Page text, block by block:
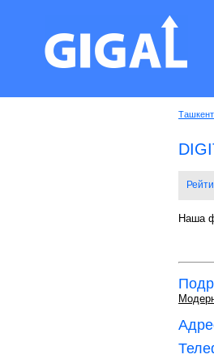
Ташкент
Наша